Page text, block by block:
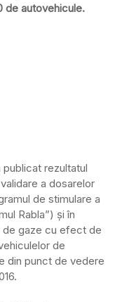
de autovehicule.
publicat rezultatul
a dosarelor
de stimulare a
Rabla”) şi în
de gaze cu efect de
de
din punct de vedere